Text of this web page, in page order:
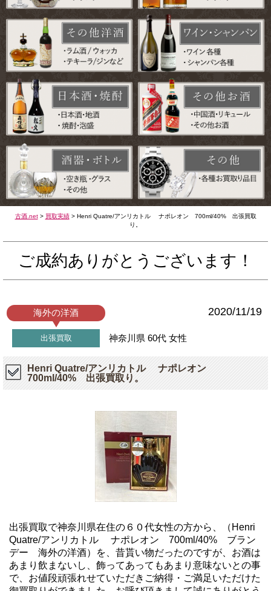
古酒.net> 買取実績> Henri Quatre/アンリカトル ナポレオン 700ml/40% 出張買取
り。
ご成約ありがとうございます！
海外の洋酒 2020/11/19
出張買取 神奈川県 60代 女性
Henri Quatre/アンリカトル ナポレオン
700ml/40% 出張買取り。
出張買取で神奈川県在住の６０代女性の方から、（Henri
Quatre/アンリカトル ナポレオン 700ml/40% ブラン
デー 海外の洋酒）を、昔貰い物だったのですが、お酒は
あまり飲まないし、飾ってあってもあまり意味ないとの事
で、お値段頑張れせていただきご納得・ご満足いただけた